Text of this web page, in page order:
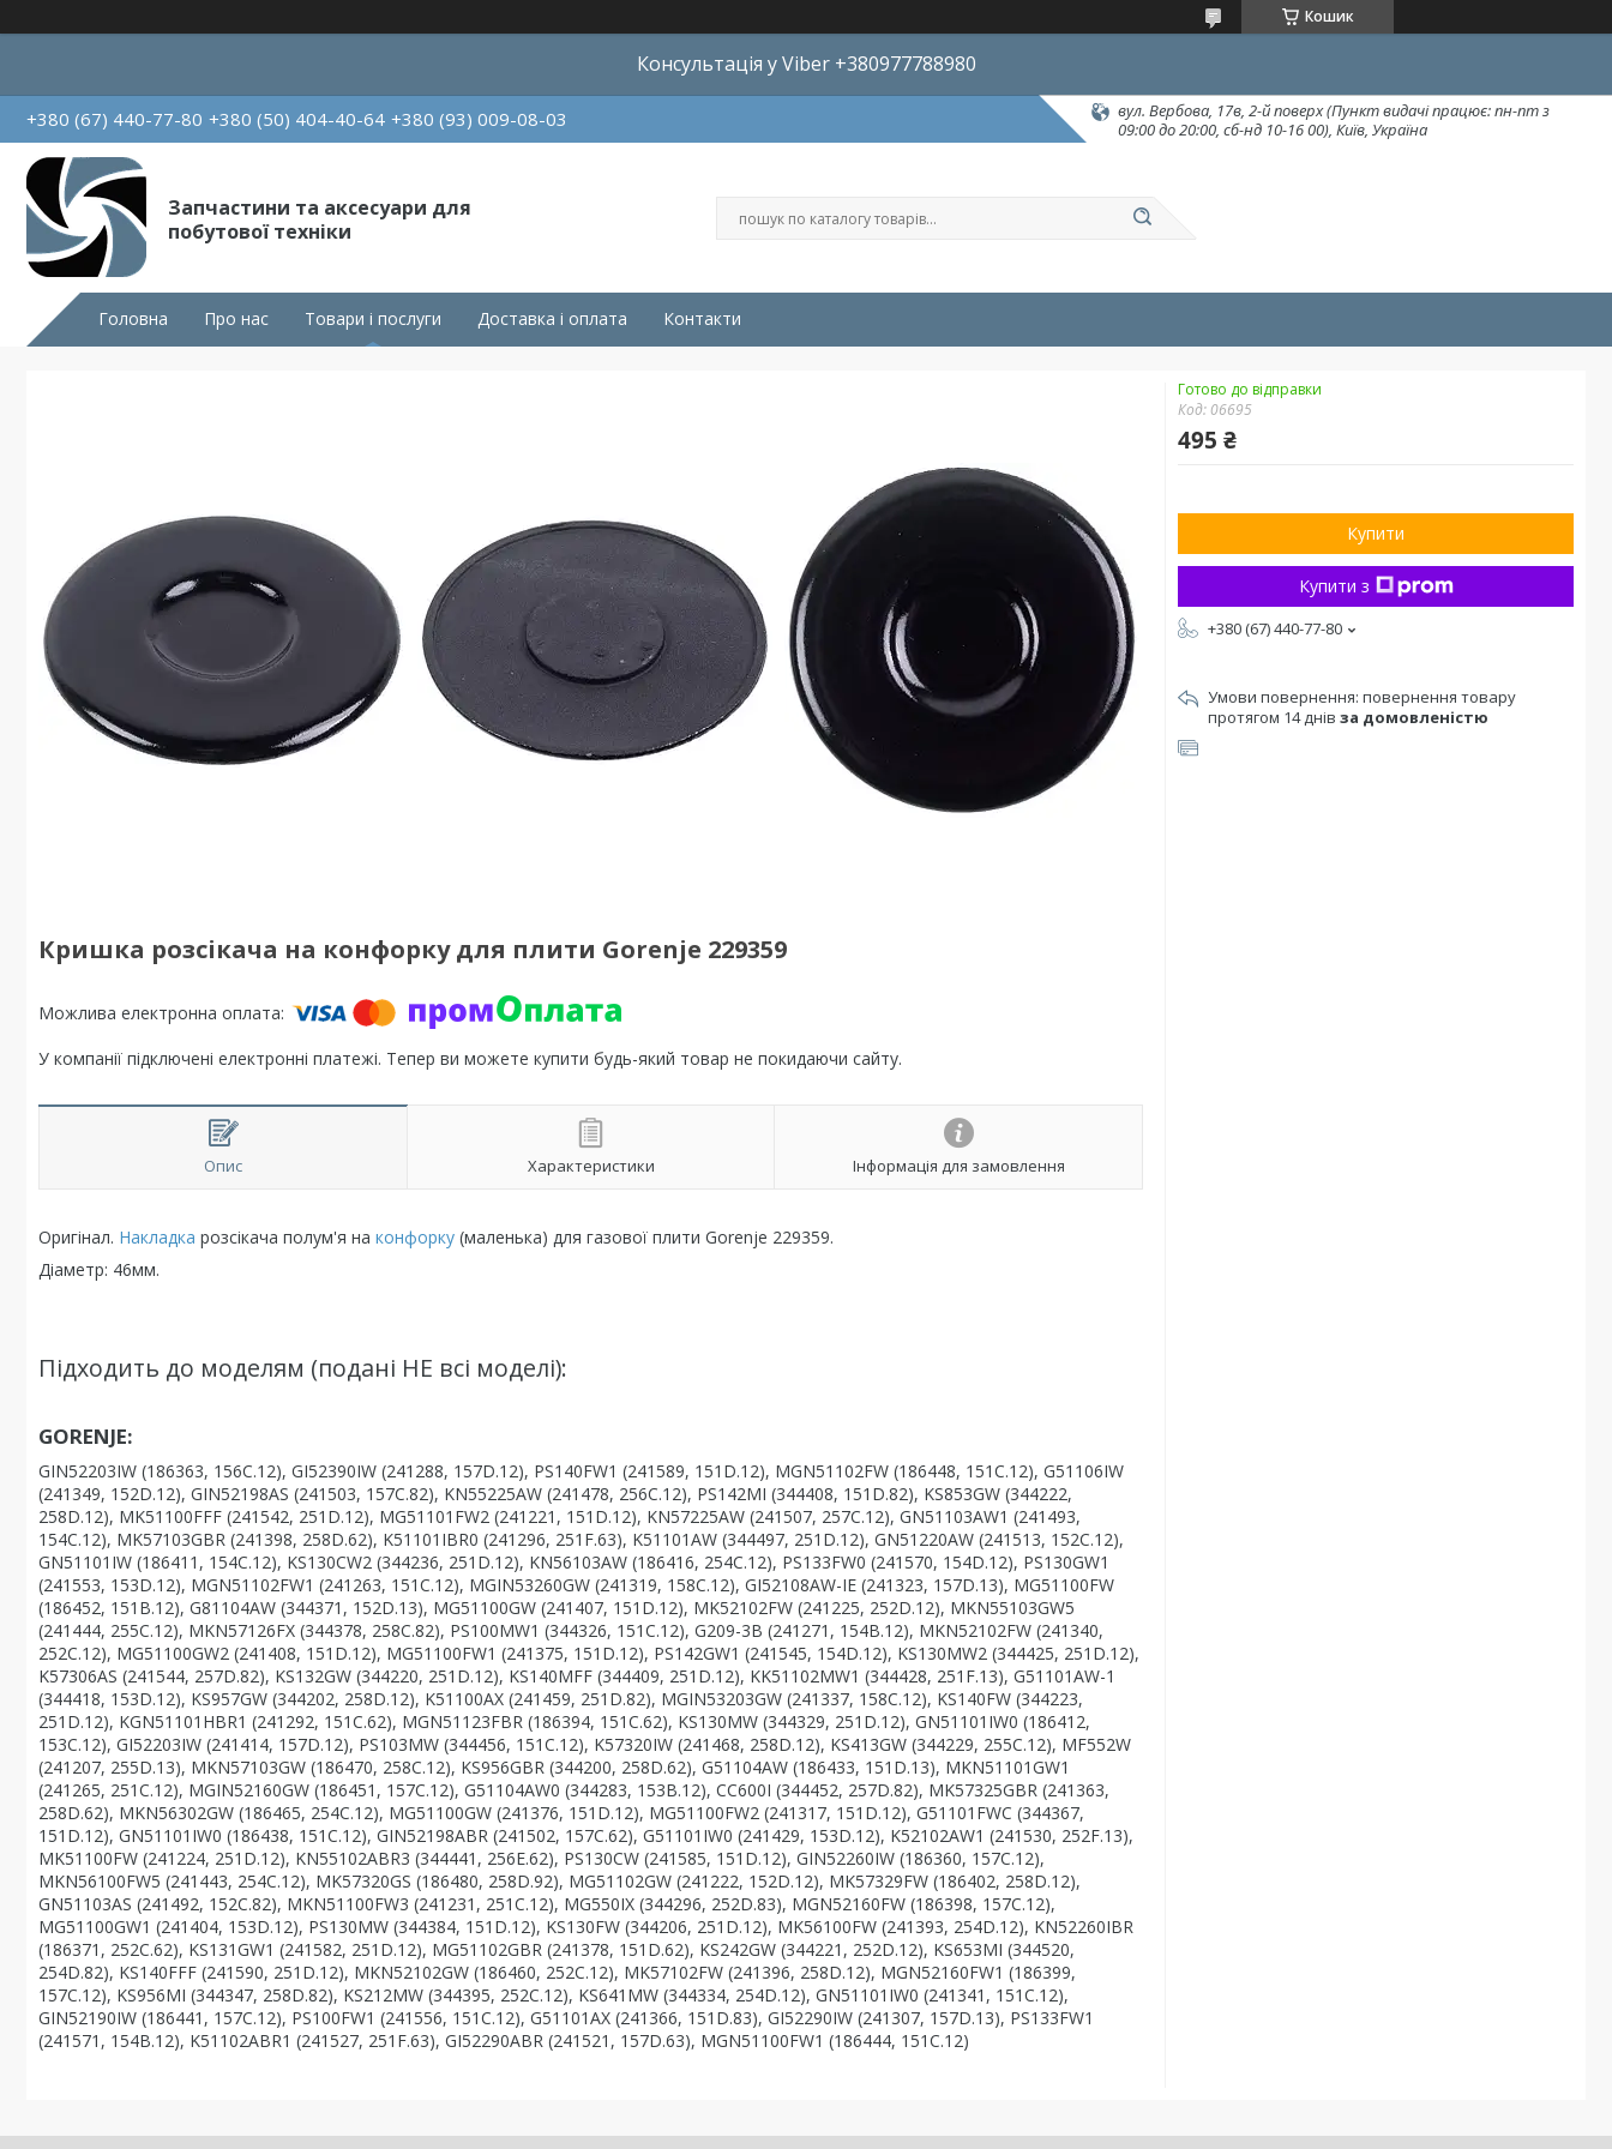
Кошик
Консультація у Viber +380977788980
+380 (67) 440-77-80 +380 (50) 404-40-64 +380 (93) 009-08-03
вул. Вербова, 17в, 2-й поверх (Пункт видачі працює: пн-пт з
09:00 до 20:00, сб-нд 10-16 00), Київ, Україна
Запчастини та аксесуари для
побутової техніки
Головна Про нас Товари і послуги Доставка і оплата Контакти
Кришка розсікача на конфорку для плити Gorenje 229359
У компанії підключені електронні платежі. Тепер ви можете купити будь-який товар не покидаючи сайту.
Опис Характеристики Інформація для замовлення
Оригінал. Накладка розсікача полум'я на конфорку (маленька) для газової плити Gorenje 229359.
Діаметр: 46мм.
Підходить до моделям (подані НЕ всі моделі):
GORENJE:
GIN52203IW (186363, 156C.12), GI52390IW (241288, 157D.12), PS140FW1 (241589, 151D.12), MGN51102FW (186448, 151C.12), G51106IW
(241349, 152D.12), GIN52198AS (241503, 157C.82), KN55225AW (241478, 256C.12), PS142MI (344408, 151D.82), KS853GW (344222,
258D.12), MK51100FFF (241542, 251D.12), MG51101FW2 (241221, 151D.12), KN57225AW (241507, 257C.12), GN51103AW1 (241493,
154C.12), MK57103GBR (241398, 258D.62), K51101IBR0 (241296, 251F.63), K51101AW (344497, 251D.12), GN51220AW (241513, 152C.12),
GN51101IW (186411, 154C.12), KS130CW2 (344236, 251D.12), KN56103AW (186416, 254C.12), PS133FW0 (241570, 154D.12), PS130GW1
(241553, 153D.12), MGN51102FW1 (241263, 151C.12), MGIN53260GW (241319, 158C.12), GI52108AW-IE (241323, 157D.13), MG51100FW
(186452, 151B.12), G81104AW (344371, 152D.13), MG51100GW (241407, 151D.12), MK52102FW (241225, 252D.12), MKN55103GW5
(241444, 255C.12), MKN57126FX (344378, 258C.82), PS100MW1 (344326, 151C.12), G209-3B (241271, 154B.12), MKN52102FW (241340,
252C.12), MG51100GW2 (241408, 151D.12), MG51100FW1 (241375, 151D.12), PS142GW1 (241545, 154D.12), KS130MW2 (344425, 251D.12),
K57306AS (241544, 257D.82), KS132GW (344220, 251D.12), KS140MFF (344409, 251D.12), KK51102MW1 (344428, 251F.13), G51101AW-1
(344418, 153D.12), KS957GW (344202, 258D.12), K51100AX (241459, 251D.82), MGIN53203GW (241337, 158C.12), KS140FW (344223,
251D.12), KGN51101HBR1 (241292, 151C.62), MGN51123FBR (186394, 151C.62), KS130MW (344329, 251D.12), GN51101IW0 (186412,
153C.12), GI52203IW (241414, 157D.12), PS103MW (344456, 151C.12), K57320IW (241468, 258D.12), KS413GW (344229, 255C.12), MF552W
(241207, 255D.13), MKN57103GW (186470, 258C.12), KS956GBR (344200, 258D.62), G51104AW (186433, 151D.13), MKN51101GW1
(241265, 251C.12), MGIN52160GW (186451, 157C.12), G51104AW0 (344283, 153B.12), CC600I (344452, 257D.82), MK57325GBR (241363,
258D.62), MKN56302GW (186465, 254C.12), MG51100GW (241376, 151D.12), MG51100FW2 (241317, 151D.12), G51101FWC (344367,
151D.12), GN51101IW0 (186438, 151C.12), GIN52198ABR (241502, 157C.62), G51101IW0 (241429, 153D.12), K52102AW1 (241530, 252F.13),
MK51100FW (241224, 251D.12), KN55102ABR3 (344441, 256E.62), PS130CW (241585, 151D.12), GIN52260IW (186360, 157C.12),
MKN56100FW5 (241443, 254C.12), MK57320GS (186480, 258D.92), MG51102GW (241222, 152D.12), MK57329FW (186402, 258D.12),
GN51103AS (241492, 152C.82), MKN51100FW3 (241231, 251C.12), MG550IX (344296, 252D.83), MGN52160FW (186398, 157C.12),
MG51100GW1 (241404, 153D.12), PS130MW (344384, 151D.12), KS130FW (344206, 251D.12), MK56100FW (241393, 254D.12), KN52260IBR
(186371, 252C.62), KS131GW1 (241582, 251D.12), MG51102GBR (241378, 151D.62), KS242GW (344221, 252D.12), KS653MI (344520,
254D.82), KS140FFF (241590, 251D.12), MKN52102GW (186460, 252C.12), MK57102FW (241396, 258D.12), MGN52160FW1 (186399,
157C.12), KS956MI (344347, 258D.82), KS212MW (344395, 252C.12), KS641MW (344334, 254D.12), GN51101IW0 (241341, 151C.12),
GIN52190IW (186441, 157C.12), PS100FW1 (241556, 151C.12), G51101AX (241366, 151D.83), GI52290IW (241307, 157D.13), PS133FW1
(241571, 154B.12), K51102ABR1 (241527, 251F.63), GI52290ABR (241521, 157D.63), MGN51100FW1 (186444, 151C.12)
Готово до відправки
Код: 06695
495 ₴
Купити
Купити з
+380 (67) 440-77-80
повернення товару
протягом 14 днів за домовленістю